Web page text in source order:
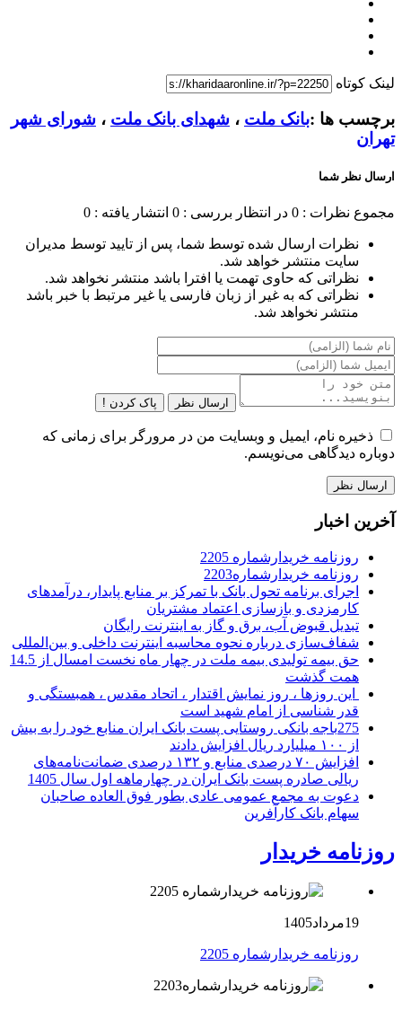
لینک کوتاه
برچسب ها :بانک ملت ، شهدای بانک ملت ، شورای شهر
تهران
ارسال نظر شما
مجموع نظرات : 0 در انتظار بررسی : 0 انتشار یافته : 0
نظرات ارسال شده توسط شما، پس از تایید توسط مدیران
سایت منتشر خواهد شد.
نظراتی که حاوی تهمت یا افترا باشد منتشر نخواهد شد.
نظراتی که به غیر از زبان فارسی یا غیر مرتبط با خبر باشد
منتشر نخواهد شد.
ارسال نظر پاک کردن !
ذخیره نام، ایمیل و وبسایت من در مرورگر برای زمانی که
دوباره دیدگاهی می‌نویسم.
آخرین اخبار
روزنامه خریدارشماره 2205
روزنامه خریدارشماره2203
اجرای برنامه تحول بانک با تمرکز بر منابع پایدار، درآمدهای
کارمزدی و بازسازی اعتماد مشتریان
تبدیل قبوض آب، برق و گاز به اینترنت رایگان
شفاف‌سازی درباره نحوه محاسبه اینترنت داخلی و بین‌المللی
حق بیمه تولیدی بیمه ملت در چهار ماه نخست امسال از 14.5
همت گذشت
این روزها ، روز نمایش اقتدار ، اتحاد مقدس ، همبستگی و
قدر شناسی از امام شهید است
275باجه بانکی روستایی پست بانک ایران منابع خود را به بیش
از ۱۰۰ میلیارد ریال افزایش دادند
افزایش ۷۰ درصدی منابع و ۱۳۲ درصدی ضمانت‌نامه‌های
ریالی صادره پست بانک ایران در چهارماهه اول سال 1405
دعوت به مجمع عمومی عادی بطور فوق العاده صاحبان
سهام بانک کارآفرین
روزنامه خریدار
19مرداد1405
روزنامه خریدارشماره 2205